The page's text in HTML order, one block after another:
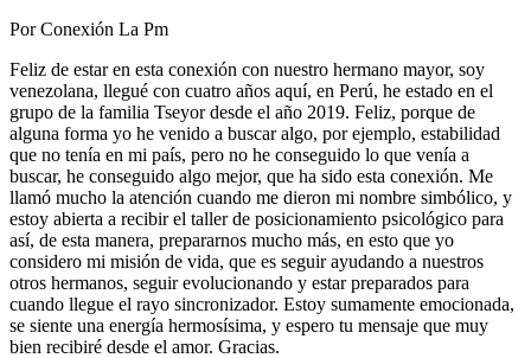
Por Conexión La Pm
Feliz de estar en esta conexión con nuestro hermano mayor, soy
venezolana, llegué con cuatro años aquí, en Perú, he estado en el
grupo de la familia Tseyor desde el año 2019. Feliz, porque de
alguna forma yo he venido a buscar algo, por ejemplo, estabilidad
que no tenía en mi país, pero no he conseguido lo que venía a
buscar, he conseguido algo mejor, que ha sido esta conexión. Me
llamó mucho la atención cuando me dieron mi nombre simbólico, y
estoy abierta a recibir el taller de posicionamiento psicológico para
así, de esta manera, prepararnos mucho más, en esto que yo
considero mi misión de vida, que es seguir ayudando a nuestros
otros hermanos, seguir evolucionando y estar preparados para
cuando llegue el rayo sincronizador. Estoy sumamente emocionada,
se siente una energía hermosísima, y espero tu mensaje que muy
bien recibiré desde el amor. Gracias.